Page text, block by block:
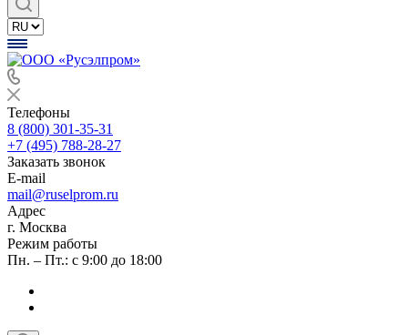
Телефоны
8 (800) 301-35-31
+7 (495) 788-28-27
Заказать звонок
E-mail
mail@ruselprom.ru
Адрес
г. Москва
Режим работы
Пн. – Пт.: с 9:00 до 18:00